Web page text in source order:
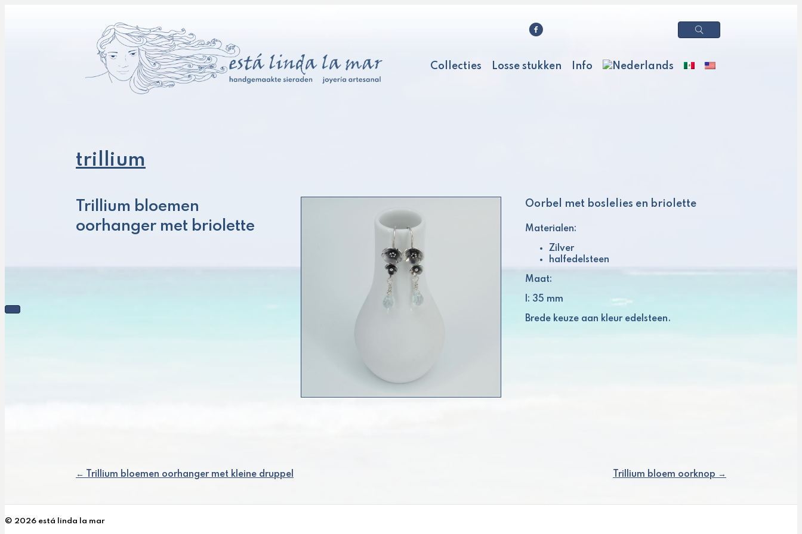
Collecties Losse stukken Info
trillium
Trillium bloemen
oorhanger met briolette
Oorbel met boslelies en briolette
Materialen:
Zilver
halfedelsteen
Maat:
l: 35 mm
Brede keuze aan kleur edelsteen.
Posts
navigation
← Trillium bloemen oorhanger met kleine druppel Trillium bloem oorknop →
© 2026 está linda la mar